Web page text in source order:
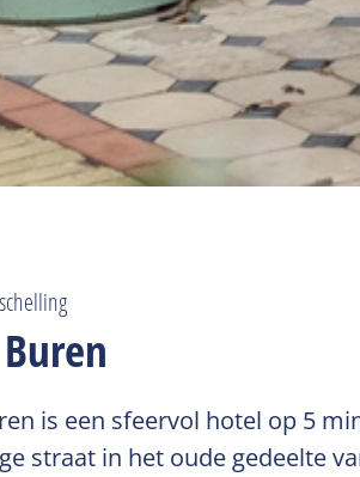
is een sfeervol hotel op 5
straat in het oude gedeelte